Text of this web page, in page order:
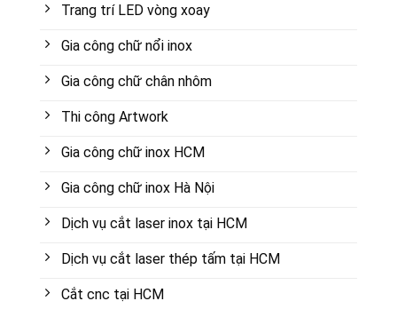
Trang trí LED vòng xoay
Gia công chữ nổi inox
Gia công chữ chân nhôm
Thi công Artwork
Gia công chữ inox HCM
Gia công chữ inox Hà Nội
Dịch vụ cắt laser inox tại HCM
Dịch vụ cắt laser thép tấm tại HCM
Cắt cnc tại HCM